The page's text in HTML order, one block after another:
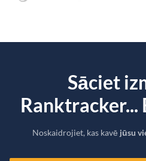
Sāciet
Ranktracker...
Noskaidrojiet, kas kavē jūsu